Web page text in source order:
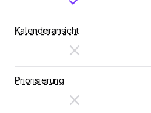
Kalenderansicht
Priorisierung